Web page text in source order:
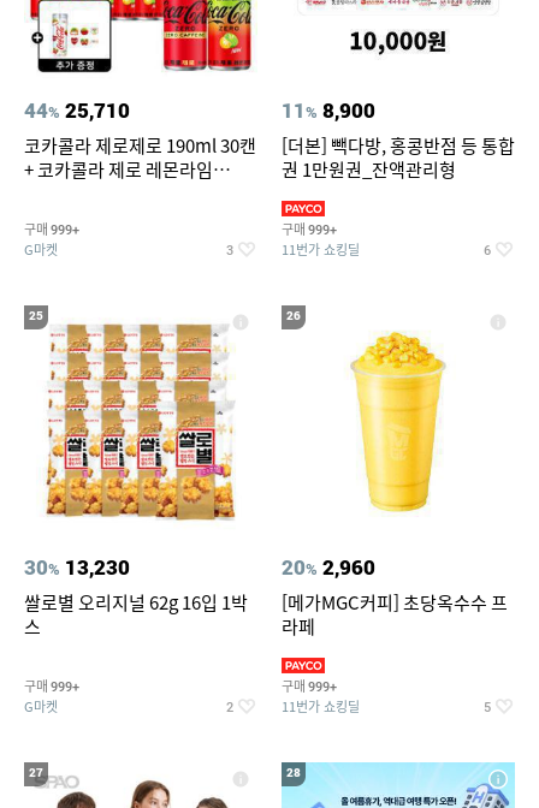
44% 25,710
코카콜라 제로제로 190ml 30캔
+ 코카콜라 제로 레몬라임
티커 세트
구매 999+
G마켓 3
11% 8,900
[더본] 빽다방, 홍콩반점 등 통합
권 1만원권_잔액관리형
구매 999+
11번가 쇼킹딜 6
25
30% 13,230
쌀로별 오리지널 62g 16입 1박
스
구매 999+
G마켓 2
26
20% 2,960
[메가MGC커피] 초당옥수수 프
라페
구매 999+
11번가 쇼킹딜 5
27 28